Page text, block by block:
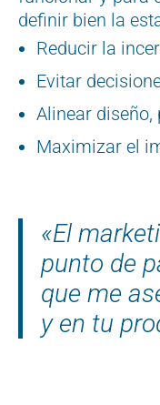
definir bien la
Reducir la
Evitar
Alinear
Maximizar el
«El
punto de
que me
y en tu